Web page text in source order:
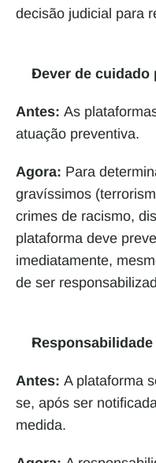
decisão judicial para
Dever de cuidado
Antes: As
atuação preventiva.
Agora: Para
gravíssimos
crimes de racismo,
plataforma deve
imediatamente,
de ser
Antes: A plataforma
se, após ser
medida.